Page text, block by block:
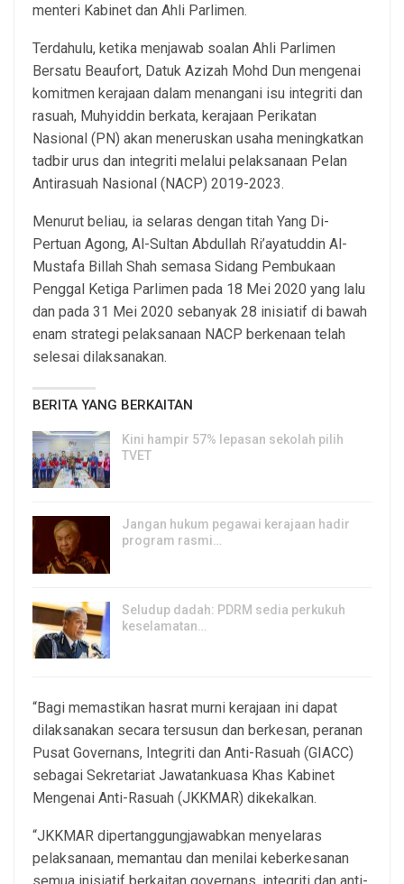
menteri Kabinet dan Ahli Parlimen.
Terdahulu, ketika menjawab soalan Ahli Parlimen
Bersatu Beaufort, Datuk Azizah Mohd Dun mengenai
komitmen kerajaan dalam menangani isu integriti dan
rasuah, Muhyiddin berkata, kerajaan Perikatan
Nasional (PN) akan meneruskan usaha meningkatkan
tadbir urus dan integriti melalui pelaksanaan Pelan
Antirasuah Nasional (NACP) 2019-2023.
Menurut beliau, ia selaras dengan titah Yang Di-
Pertuan Agong, Al-Sultan Abdullah Ri’ayatuddin Al-
Mustafa Billah Shah semasa Sidang Pembukaan
Penggal Ketiga Parlimen pada 18 Mei 2020 yang lalu
dan pada 31 Mei 2020 sebanyak 28 inisiatif di bawah
enam strategi pelaksanaan NACP berkenaan telah
selesai dilaksanakan.
BERITA YANG BERKAITAN
Kini hampir 57% lepasan sekolah pilih
TVET
Jangan hukum pegawai kerajaan hadir
program rasmi…
Seludup dadah: PDRM sedia perkukuh
keselamatan…
“Bagi memastikan hasrat murni kerajaan ini dapat
dilaksanakan secara tersusun dan berkesan, peranan
Pusat Governans, Integriti dan Anti-Rasuah (GIACC)
sebagai Sekretariat Jawatankuasa Khas Kabinet
Mengenai Anti-Rasuah (JKKMAR) dikekalkan.
“JKKMAR dipertanggungjawabkan menyelaras
pelaksanaan, memantau dan menilai keberkesanan